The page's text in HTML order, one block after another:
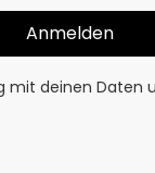
mit deinen Daten